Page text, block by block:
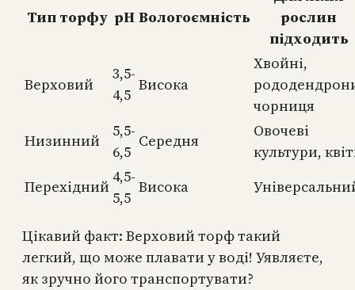
Тип торфу pH Вологоємність
рослин
підходить
Верховий
3,5-
4,5
Висока
Хвойні,
чорниця
Низинний
5,5-
6,5
Середня
Овочеві
культури,
Перехідний
4,5-
5,5
Висока
Цікавий факт: Верховий торф такий
легкий, що може плавати у воді! Уявляєте,
як зручно його транспортувати?